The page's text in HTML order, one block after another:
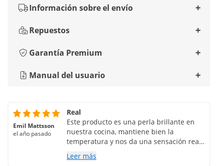
Información sobre el envío
Repuestos
Garantía Premium
Manual del usuario
Emil Mattsson
el año pasado
Real
Este producto es una perla brillante en
nuestra cocina, mantiene bien la
temperatura y nos da una sensación real
durante los días con la elegante función
de grifo.
Leer más